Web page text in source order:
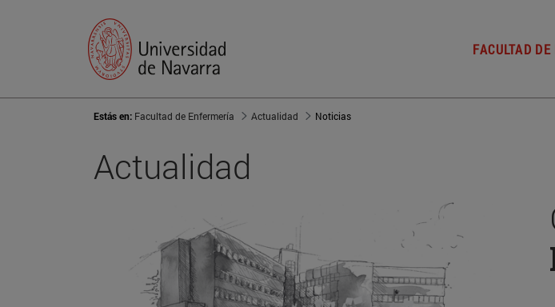
FACULTAD
Estás en: Facultad de Enfermería Actualidad Noticias
Actualidad